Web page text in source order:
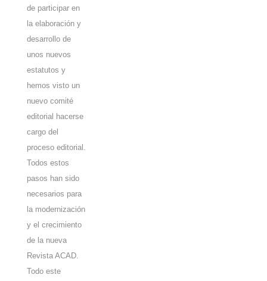
de participar en
la elaboración y
desarrollo de
unos nuevos
estatutos y
hemos visto un
nuevo comité
editorial hacerse
cargo del
proceso editorial.
Todos estos
pasos han sido
necesarios para
la modernización
y el crecimiento
de la nueva
Revista ACAD.
Todo este